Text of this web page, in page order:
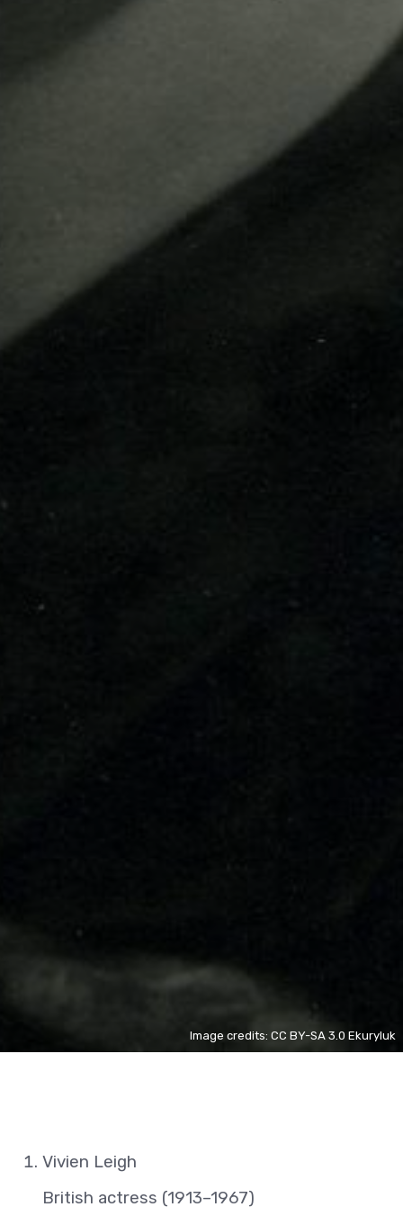
Image credits: CC BY-SA 3.0 Ekuryluk
Vivien Leigh
British actress (1913–1967)